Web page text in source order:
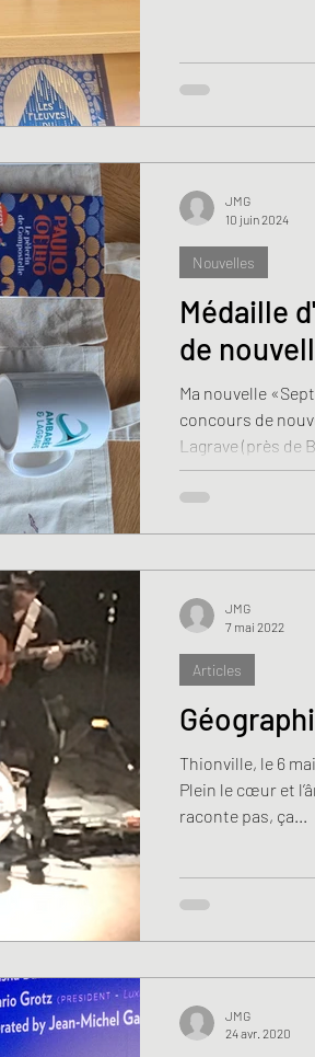
Médaille
de
Ma nouvelle
concours de
Lagrave (près de
Nouvelles
JMG
10 juin 2024
Thionville, le 6
Plein le cœur et
raconte pas, ça...
Articles
JMG
7 mai 2022
JMG
24 avr. 2020